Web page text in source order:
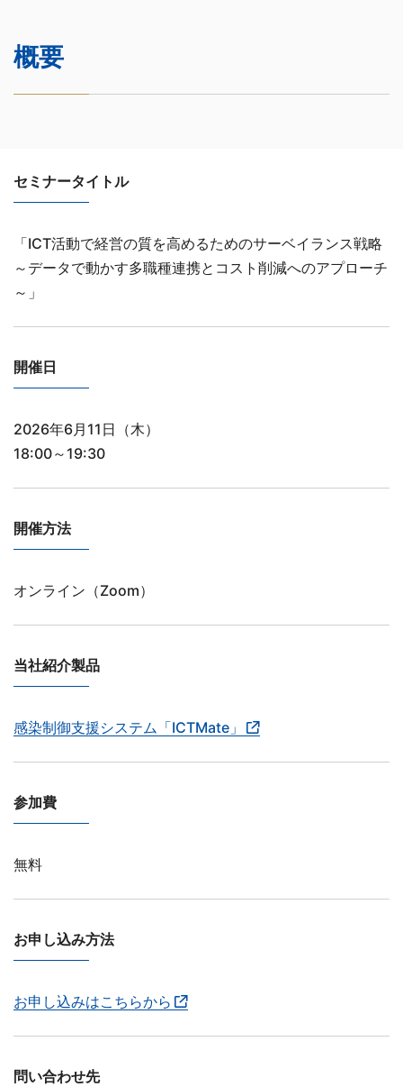
概要
セミナータイトル
「ICT活動で経営の質を高めるためのサーベイランス戦略
～データで動かす多職種連携とコスト削減へのアプローチ
～」
開催日
2026年6月11日（木）
18:00～19:30
開催方法
オンライン（Zoom）
当社紹介製品
感染制御支援システム「ICTMate」
参加費
無料
お申し込み方法
お申し込みはこちらから
問い合わせ先